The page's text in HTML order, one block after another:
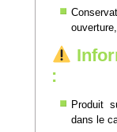
:
Produit
dans le